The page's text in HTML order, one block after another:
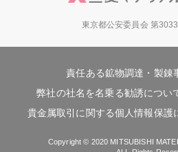
東京都公安委員会 第
責任ある鉱物調達・製錬
弊社の社名を名乗る勧誘につい
貴金属取引に関する個人情報保護
Copyright © 2020 MITSUBISHI